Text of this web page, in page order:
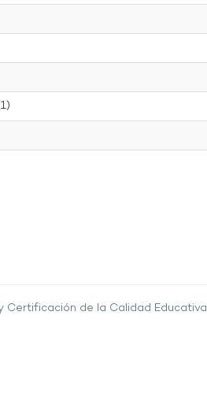
Certificación de la Calidad Educativa